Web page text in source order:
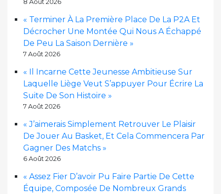
8 Août 2026
« Terminer À La Première Place De La P2A Et
Décrocher Une Montée Qui Nous A Échappé
De Peu La Saison Dernière »
7 Août 2026
« Il Incarne Cette Jeunesse Ambitieuse Sur
Laquelle Liège Veut S’appuyer Pour Écrire La
Suite De Son Histoire »
7 Août 2026
« J’aimerais Simplement Retrouver Le Plaisir
De Jouer Au Basket, Et Cela Commencera Par
Gagner Des Matchs »
6 Août 2026
« Assez Fier D’avoir Pu Faire Partie De Cette
Équipe, Composée De Nombreux Grands